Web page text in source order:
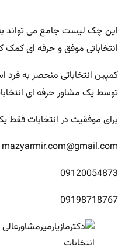
این چک لیست جامع می تواند
انتخاباتی موفق و حرفه ای
کمپین انتخاباتی منحصر به
توسط یک مشاور حرفه ای
برای موفقیت در انتخابات فقط
mazyarmir.com@gmail.com
09120054873
09198718767